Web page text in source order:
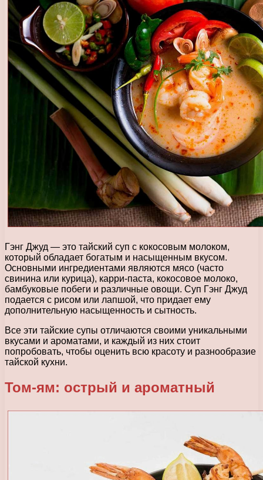
Гэнг Джуд — это тайский суп с кокосовым молоком,
который обладает богатым и насыщенным вкусом.
Основными ингредиентами являются мясо (часто
свинина или курица), карри-паста, кокосовое молоко,
бамбуковые побеги и различные овощи. Суп Гэнг Джуд
подается с рисом или лапшой, что придает ему
дополнительную насыщенность и сытность.
Все эти тайские супы отличаются своими уникальными
вкусами и ароматами, и каждый из них стоит
попробовать, чтобы оценить всю красоту и разнообразие
тайской кухни.
Том-ям: острый и ароматный